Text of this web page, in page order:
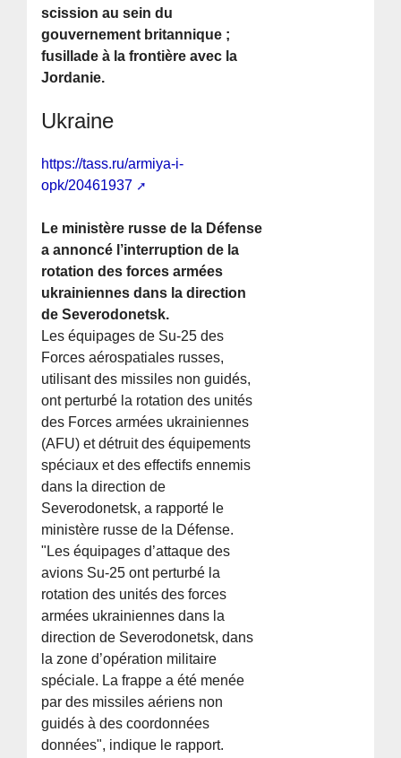
scission au sein du
gouvernement britannique ;
fusillade à la frontière avec la
Jordanie.
Ukraine
https://tass.ru/armiya-i-
opk/20461937
Le ministère russe de la Défense
a annoncé l’interruption de la
rotation des forces armées
ukrainiennes dans la direction
de Severodonetsk.
Les équipages de Su-25 des
Forces aérospatiales russes,
utilisant des missiles non guidés,
ont perturbé la rotation des unités
des Forces armées ukrainiennes
(AFU) et détruit des équipements
spéciaux et des effectifs ennemis
dans la direction de
Severodonetsk, a rapporté le
ministère russe de la Défense.
"Les équipages d’attaque des
avions Su-25 ont perturbé la
rotation des unités des forces
armées ukrainiennes dans la
direction de Severodonetsk, dans
la zone d’opération militaire
spéciale. La frappe a été menée
par des missiles aériens non
guidés à des coordonnées
données", indique le rapport.